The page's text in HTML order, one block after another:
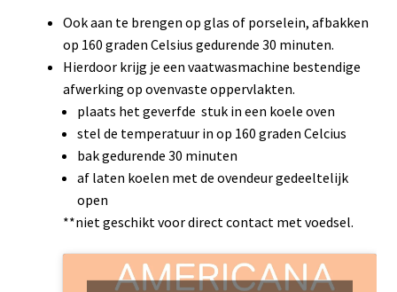
Ook aan te brengen op glas of porselein, afbakken
op 160 graden Celsius gedurende 30 minuten.
Hierdoor krijg je een vaatwasmachine bestendige
afwerking op ovenvaste oppervlakten.
plaats het geverfde stuk in een koele oven
stel de temperatuur in op 160 graden Celcius
bak gedurende 30 minuten
af laten koelen met de ovendeur gedeeltelijk
open
**niet geschikt voor direct contact met voedsel.